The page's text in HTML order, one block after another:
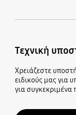
Τεχνική
Χρειάζεστε
ειδικούς μας για
για συγκεκριμένα